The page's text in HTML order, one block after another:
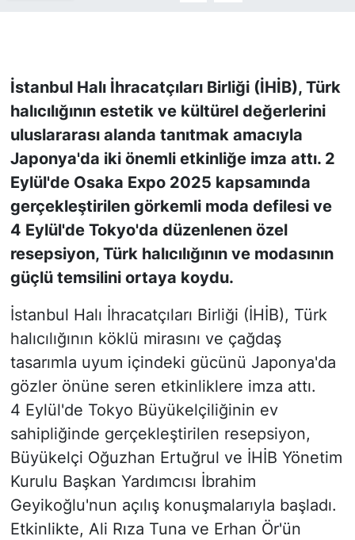
İstanbul Halı İhracatçıları Birliği (İHİB), Türk
halıcılığının estetik ve kültürel değerlerini
uluslararası alanda tanıtmak amacıyla
Japonya'da iki önemli etkinliğe imza attı. 2
Eylül'de Osaka Expo 2025 kapsamında
gerçekleştirilen görkemli moda defilesi ve
4 Eylül'de Tokyo'da düzenlenen özel
resepsiyon, Türk halıcılığının ve modasının
güçlü temsilini ortaya koydu.
İstanbul Halı İhracatçıları Birliği (İHİB), Türk
halıcılığının köklü mirasını ve çağdaş
tasarımla uyum içindeki gücünü Japonya'da
gözler önüne seren etkinliklere imza attı.
4 Eylül'de Tokyo Büyükelçiliğinin ev
sahipliğinde gerçekleştirilen resepsiyon,
Büyükelçi Oğuzhan Ertuğrul ve İHİB Yönetim
Kurulu Başkan Yardımcısı İbrahim
Geyikoğlu'nun açılış konuşmalarıyla başladı.
Etkinlikte, Ali Rıza Tuna ve Erhan Ör'ün
KONGRE TAKVİMİ
RÖPORTAJLAR
BİYOGRAFİLER